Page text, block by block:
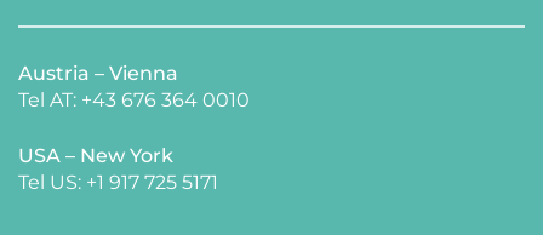
Austria – Vienna
Tel AT: +43 676 364 0010
USA – New York
​Tel US: +1 917 725 5171